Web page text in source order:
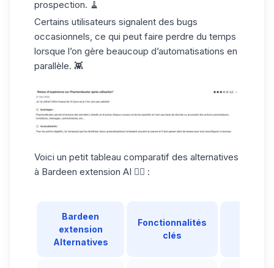
prospection. 🧹
Certains utilisateurs signalent des bugs
occasionnels , ce qui peut faire perdre du temps
lorsque l’on gère beaucoup d’automatisations en
parallèle. 👾
Voici un petit tableau comparatif des alternatives
à Bardeen extension AI 👇🏻 :
Bardeen
extension
Alternatives
Fonctionnalités
clés